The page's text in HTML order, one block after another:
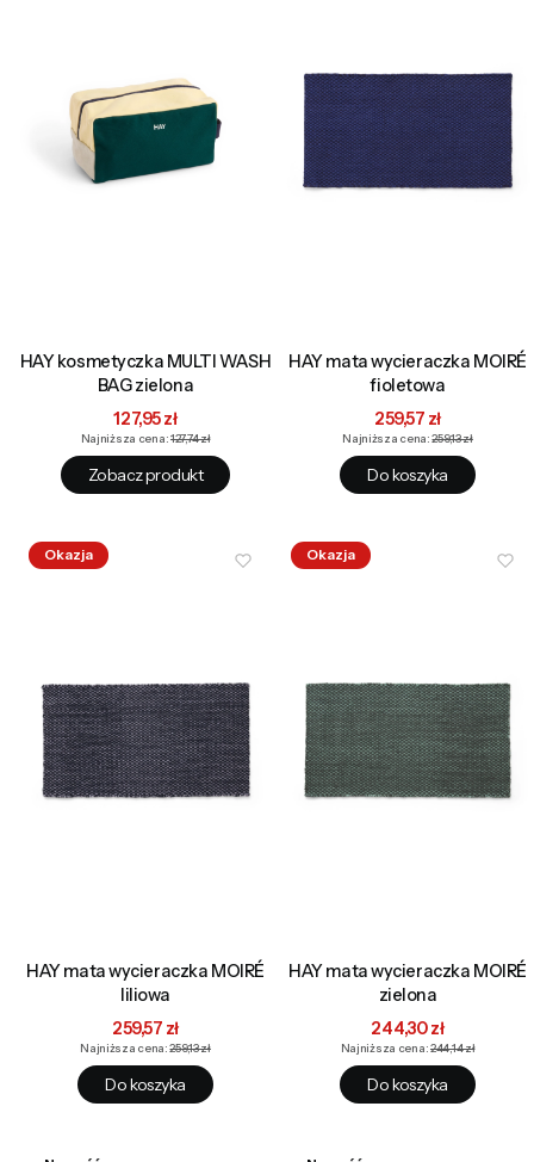
HAY kosmetyczka MULTI WASH
BAG zielona
Cena promocyjna
127,95 zł
Najniższa cena:127,74 zł
Zobacz produkt
HAY mata wycieraczka MOIRÉ
fioletowa
Cena promocyjna
259,57 zł
Najniższa cena: 259,13 zł
Do koszyka
Okazja
HAY mata wycieraczka MOIRÉ
liliowa
Cena promocyjna
259,57 zł
Najniższa cena: 259,13 zł
Do koszyka
Okazja
HAY mata wycieraczka MOIRÉ
zielona
Cena promocyjna
244,30 zł
Najniższa cena:244,14 zł
Do koszyka